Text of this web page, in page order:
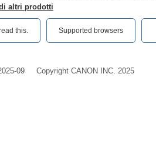
altri prodotti
this.‎ Supported browsers
09 Copyright CANON INC. 2025